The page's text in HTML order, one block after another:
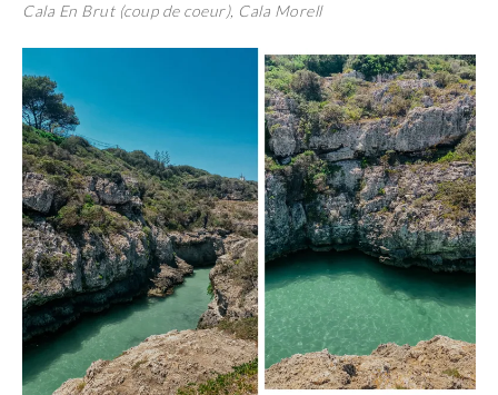
Cala En Brut (coup de coeur), Cala Morell